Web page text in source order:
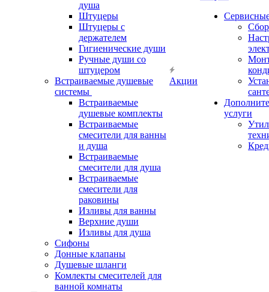
душа
Штуцеры
Штуцеры с
держателем
Гигиенические души
Ручные души со
штуцером
Встраиваемые душевые
системы
Встраиваемые
душевые комплекты
Встраиваемые
смесители для ванны
и душа
Встраиваемые
смесители для душа
Встраиваемые
смесители для
раковины
Изливы для ванны
Верхние души
Изливы для душа
Сифоны
Донные клапаны
Душевые шланги
Комлекты смесителей для
ванной комнаты
Акции
услуги